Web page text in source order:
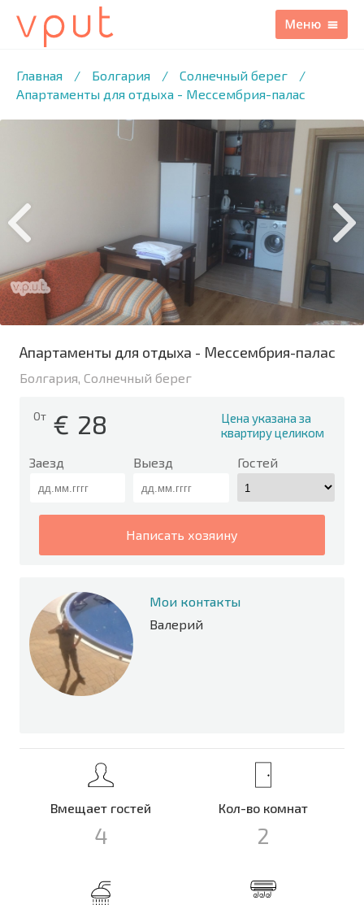
Главная / Болгария / Солнечный берег
/
Апартаменты для отдыха - Мессембрия-палас
/6 ФОТО
Апартаменты для отдыха - Мессембрия-палас
Болгария, Солнечный берег
От € 28
Цена указана за
квартиру целиком
Заезд Выезд Гостей
написать хозяину
Мои контакты
Валерий
Вмещает гостей
4
Кол-во комнат
2